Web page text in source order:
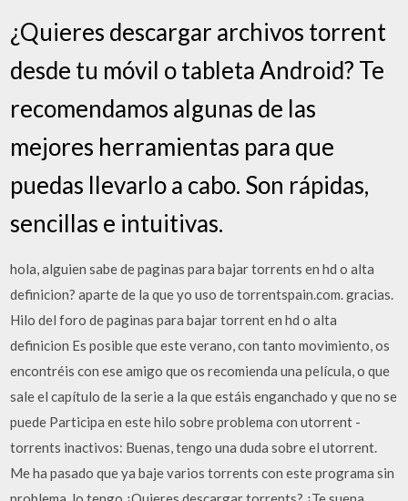
¿Quieres descargar archivos torrent
desde tu móvil o tableta Android? Te
recomendamos algunas de las
mejores herramientas para que
puedas llevarlo a cabo. Son rápidas,
sencillas e intuitivas.
hola, alguien sabe de paginas para bajar torrents en hd o alta
definicion? aparte de la que yo uso de torrentspain.com. gracias.
Hilo del foro de paginas para bajar torrent en hd o alta
definicion Es posible que este verano, con tanto movimiento, os
encontréis con ese amigo que os recomienda una película, o que
sale el capítulo de la serie a la que estáis enganchado y que no se
puede Participa en este hilo sobre problema con utorrent -
torrents inactivos: Buenas, tengo una duda sobre el utorrent.
Me ha pasado que ya baje varios torrents con este programa sin